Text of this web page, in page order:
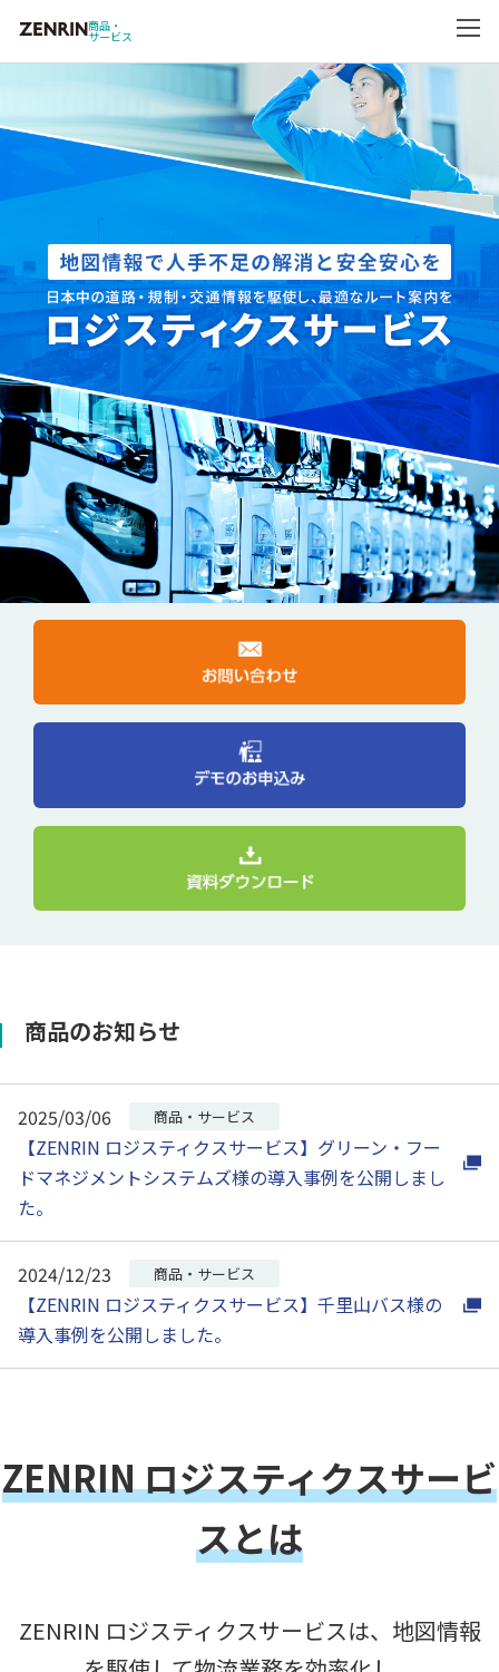
商品・
サービス
商品のお知らせ
2025/03/06 商品・サービス
【ZENRIN ロジスティクスサービス】グリーン・フー
ドマネジメントシステムズ様の導入事例を公開しまし
た。
2024/12/23 商品・サービス
【ZENRIN ロジスティクスサービス】千里山バス様の
導入事例を公開しました。
ZENRIN ロジスティクスサービ
スとは
ZENRIN ロジスティクスサービスは、地図情報